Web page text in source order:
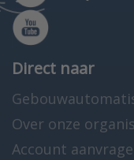
Direct naar
Over onze
Account